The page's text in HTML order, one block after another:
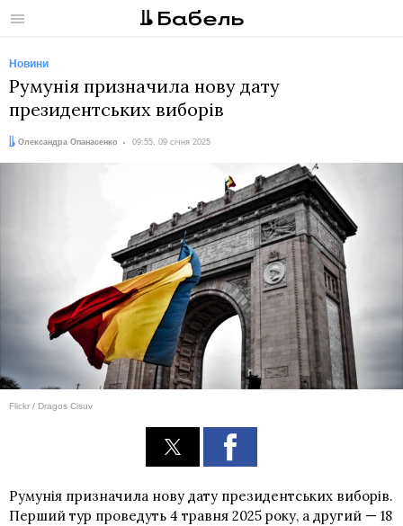
Меню
Новини
Румунія призначила нову дату
президентських виборів
Автор:
Олександра Опанасенко
Дата: 09:55, 09 січня 2025
Flickr / Dragos Cisuv
Румунія призначила нову дату президентських виборів.
Перший тур проведуть 4 травня 2025 року, а другий — 18